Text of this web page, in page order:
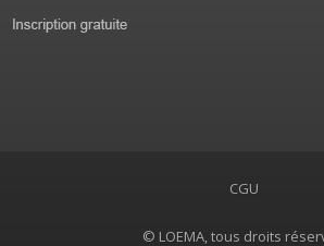
CGU
© LOEMA, tous droits